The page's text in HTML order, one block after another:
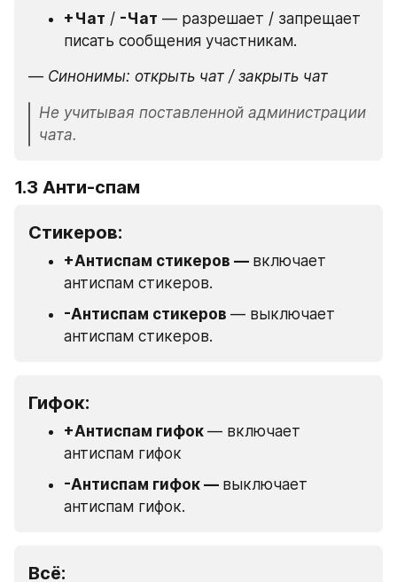
+Чат / -Чат — разрешает / запрещает
писать сообщения участникам.
— Синонимы: открыть чат / закрыть чат
Не учитывая поставленной администрации
чата.
1.3 Анти-спам
Стикеров:
+Антиспам стикеров — включает
антиспам стикеров.
-Антиспам стикеров — выключает
антиспам стикеров.
Гифок:
+Антиспам гифок — включает
антиспам гифок
-Антиспам гифок — выключает
антиспам гифок.
Всё: